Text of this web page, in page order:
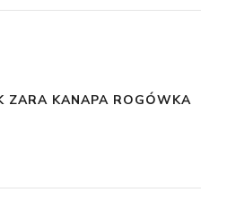
ZARA KANAPA ROGÓWKA